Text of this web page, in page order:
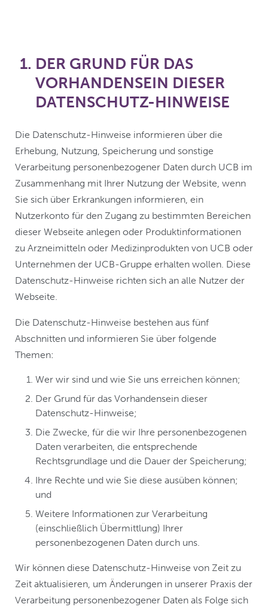
DER GRUND FÜR DAS
VORHANDENSEIN DIESER
DATENSCHUTZ-HINWEISE
Die Datenschutz-Hinweise informieren über die
Erhebung, Nutzung, Speicherung und sonstige
Verarbeitung personenbezogener Daten durch UCB im
Zusammenhang mit Ihrer Nutzung der Website, wenn
Sie sich über Erkrankungen informieren, ein
Nutzerkonto für den Zugang zu bestimmten Bereichen
dieser Webseite anlegen oder Produktinformationen
zu Arzneimitteln oder Medizinprodukten von UCB oder
Unternehmen der UCB-Gruppe erhalten wollen. Diese
Datenschutz-Hinweise richten sich an alle Nutzer der
Webseite.
Die Datenschutz-Hinweise bestehen aus fünf
Abschnitten und informieren Sie über folgende
Themen:
Wer wir sind und wie Sie uns erreichen können;
Der Grund für das Vorhandensein dieser
Datenschutz-Hinweise;
Die Zwecke, für die wir Ihre personenbezogenen
Daten verarbeiten, die entsprechende
Rechtsgrundlage und die Dauer der Speicherung;
Ihre Rechte und wie Sie diese ausüben können;
und
Weitere Informationen zur Verarbeitung
(einschließlich Übermittlung) Ihrer
personenbezogenen Daten durch uns.
Wir können diese Datenschutz-Hinweise von Zeit zu
Zeit aktualisieren, um Änderungen in unserer Praxis der
Verarbeitung personenbezogener Daten als Folge sich